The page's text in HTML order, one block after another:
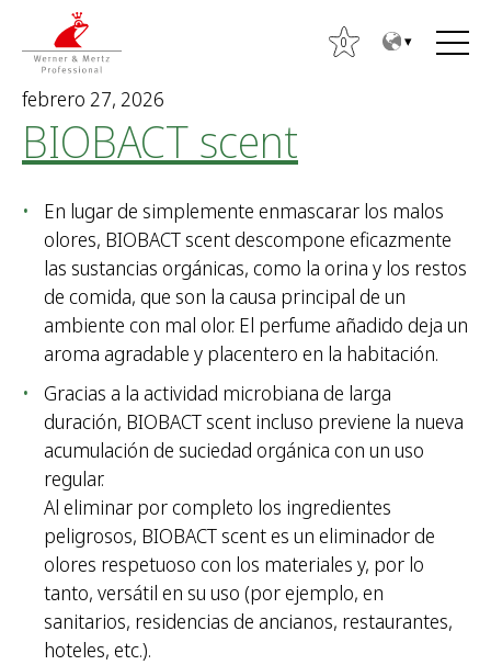
0
u
febrero 27, 2026
BIOBACT scent
En lugar de simplemente enmascarar los malos
olores, BIOBACT scent descompone eficazmente
las sustancias orgánicas, como la orina y los restos
de comida, que son la causa principal de un
ambiente con mal olor. El perfume añadido deja un
aroma agradable y placentero en la habitación.
Gracias a la actividad microbiana de larga
duración, BIOBACT scent incluso previene la nueva
acumulación de suciedad orgánica con un uso
regular.
Al eliminar por completo los ingredientes
peligrosos, BIOBACT scent es un eliminador de
olores respetuoso con los materiales y, por lo
tanto, versátil en su uso (por ejemplo, en
sanitarios, residencias de ancianos, restaurantes,
hoteles, etc.).